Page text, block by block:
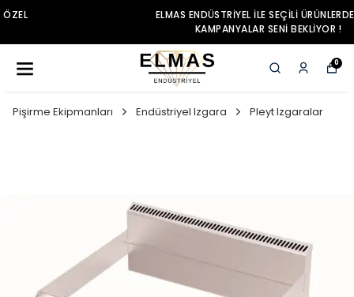
ELMAS ENDÜSTRIYEL ILE SEÇILI ÜRÜNLERDE ÖZEL
KAMPANYALAR SENI BEKLIYOR !
0
Pişirme Ekipmanları Endüstriyel Izgara Pleyt Izgaralar